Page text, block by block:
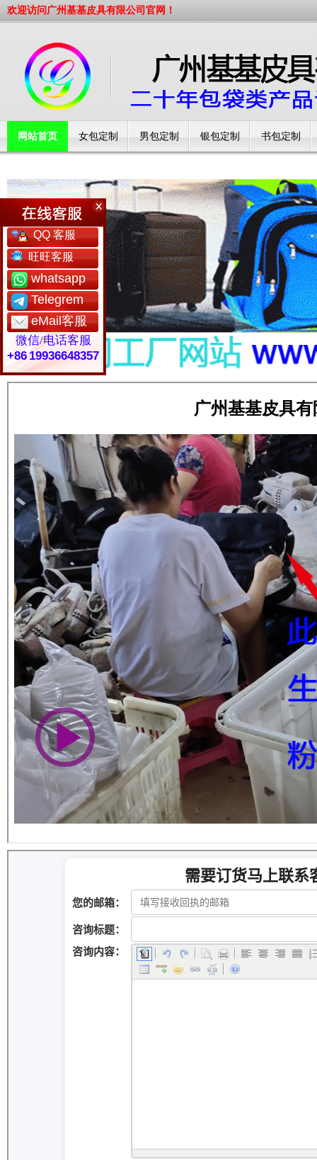
欢迎访问广州基基皮具有限公司官网！
网站首页 女包定制 男包定制 银包定制 书包定制
QQ 客服
旺旺客服
whatsapp
Telegrem
eMail客服
微信/电话客服
+86 19936648357